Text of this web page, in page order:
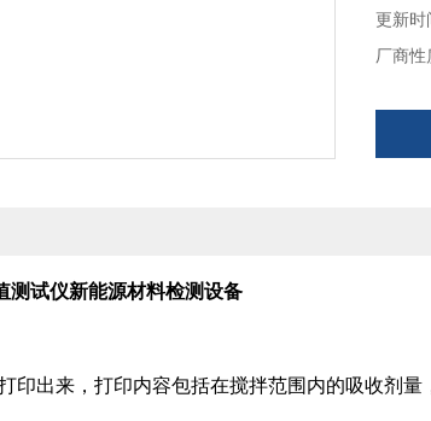
更新时
厂商性
测试仪新能源材料检测设备
出来，打印内容包括在搅拌范围内的吸收剂量